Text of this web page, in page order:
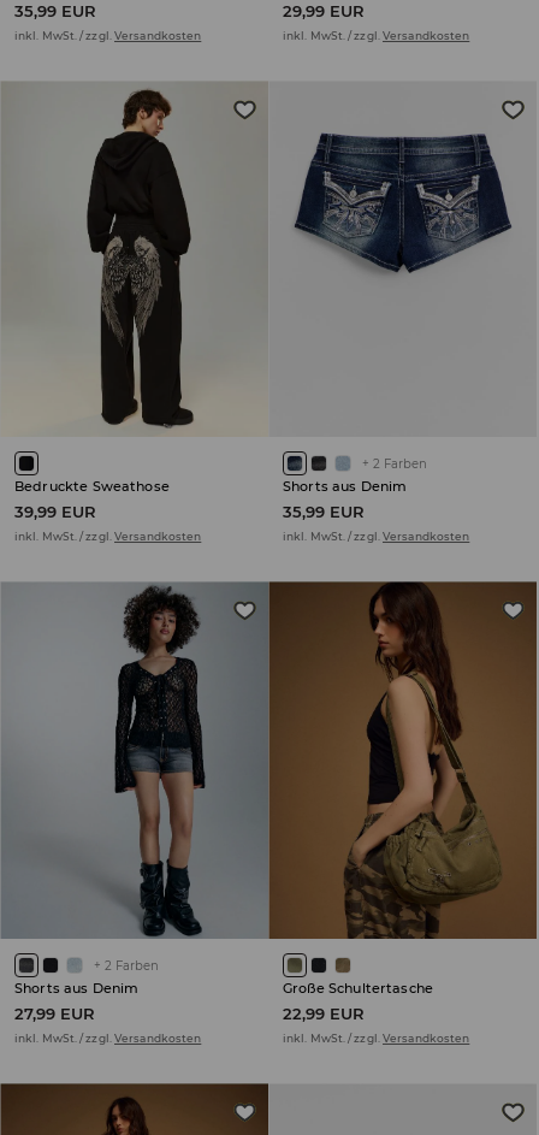
35,99 EUR
inkl. MwSt. / zzgl. Versandkosten
29,99 EUR
inkl. MwSt. / zzgl. Versandkosten
Bedruckte Sweathose
39,99 EUR
inkl. MwSt. / zzgl.Versandkosten
+ 2 Farben
Shorts aus Denim
35,99 EUR
inkl. MwSt. / zzgl.Versandkosten
+ 2 Farben
Shorts aus Denim
27,99 EUR
inkl. MwSt. / zzgl. Versandkosten
Große Schultertasche
22,99 EUR
inkl. MwSt. / zzgl. Versandkosten